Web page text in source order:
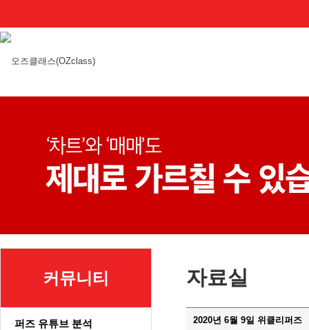
커뮤니티
퍼즈 유튜브 분석
자료실
2020년 6월 9일 위클리퍼즈